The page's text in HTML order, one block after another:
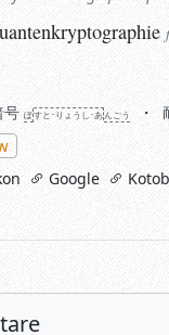
号 ぽすと･りょう し･あんごう
Google